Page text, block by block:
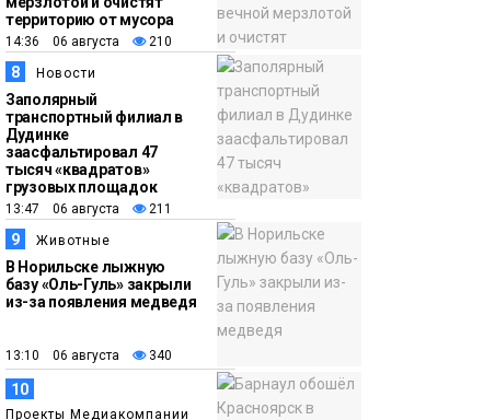
территорию от мусора
14:36 06 августа 210
8 Новости
Заполярный
транспортный филиал в
Дудинке
заасфальтировал 47
тысяч «квадратов»
грузовых площадок
13:47 06 августа 211
9 Животные
В Норильске лыжную
базу «Оль-Гуль» закрыли
из-за появления медведя
13:10 06 августа 340
10
Проекты Медиакомпании